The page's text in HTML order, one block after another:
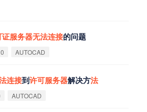
证服务器无法连接的问题
AUTOCAD
连接到许可服务器解决方法
AUTOCAD